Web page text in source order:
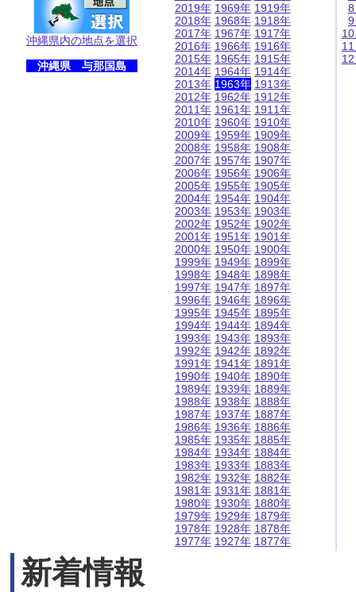
沖縄県内の地点を選択
沖縄県 与那国島
2019年
2018年
2017年
2016年
2015年
2014年
2013年
2012年
2011年
2010年
2009年
2008年
2007年
2006年
2005年
2004年
2003年
2002年
2001年
2000年
1999年
1998年
1997年
1996年
1995年
1994年
1993年
1992年
1991年
1990年
1989年
1988年
1987年
1986年
1985年
1984年
1983年
1982年
1981年
1980年
1979年
1978年
1977年
1969年
1968年
1967年
1966年
1965年
1964年
1963年
1962年
1961年
1960年
1959年
1958年
1957年
1956年
1955年
1954年
1953年
1952年
1951年
1950年
1949年
1948年
1947年
1946年
1945年
1944年
1943年
1942年
1941年
1940年
1939年
1938年
1937年
1936年
1935年
1934年
1933年
1932年
1931年
1930年
1929年
1928年
1927年
1919年
1918年
1917年
1916年
1915年
1914年
1913年
1912年
1911年
1910年
1909年
1908年
1907年
1906年
1905年
1904年
1903年
1902年
1901年
1900年
1899年
1898年
1897年
1896年
1895年
1894年
1893年
1892年
1891年
1890年
1889年
1888年
1887年
1886年
1885年
1884年
1883年
1882年
1881年
1880年
1879年
1878年
1877年
新着情報